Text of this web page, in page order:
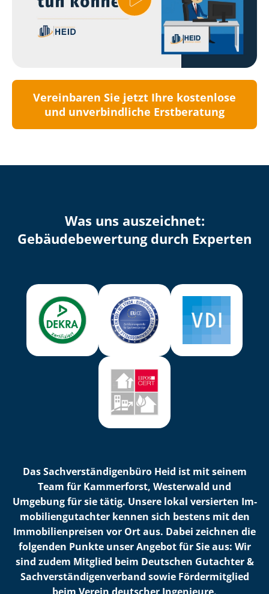
Vereinbaren Sie jetzt Ihre kostenlose
und unverbindliche Erstberatung
Was uns auszeichnet:
Ge­bäu­de­be­wer­tung durch Experten
Das Sach­ver­stän­di­gen­bü­ro Heid ist mit seinem
Team für Kammerforst, Westerwald und
Umgebung für sie tätig. Unsere lokal versierten Im­
mo­bi­li­en­gut­ach­ter kennen sich bestens mit den
Im­mo­bi­li­en­prei­sen vor Ort aus. Dabei zeichnen die
folgenden Punkte unser Angebot für Sie aus: Wir
sind zudem Mitglied beim Deutschen Gutachter &
Sach­ver­stän­di­gen­ver­band sowie Fördermitglied